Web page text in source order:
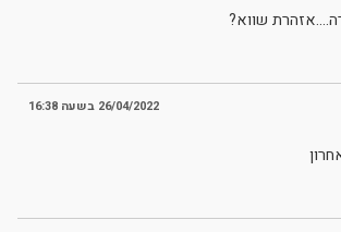
שווא?
26/04/2022 בשעה 16:38